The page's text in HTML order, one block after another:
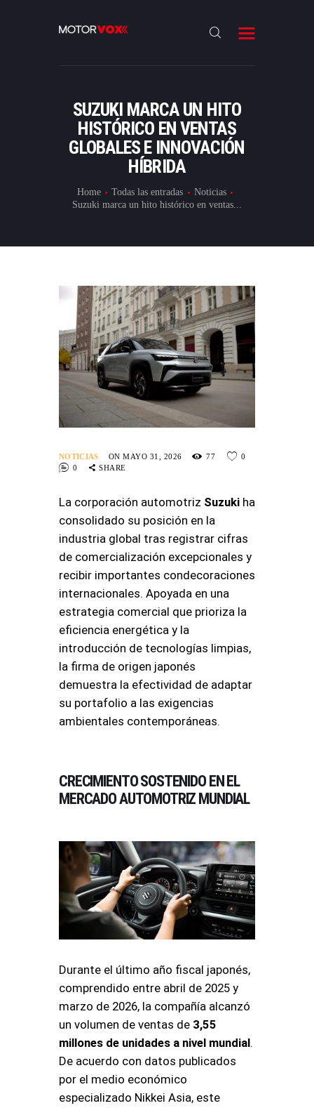
SUZUKI MARCA UN HITO
HISTÓRICO EN VENTAS
GLOBALES E INNOVACIÓN
HÍBRIDA
Home Todas las entradas
Noticias
Suzuki marca un hito histórico en ventas...
LANZAMIENTOS
ESPECIALES
NOTICIAS ON MAYO 31, 2026 77
0
0
SHARE
La corporación automotriz Suzuki ha
consolidado su posición en la
industria global tras registrar cifras
de comercialización excepcionales y
recibir importantes condecoraciones
internacionales. Apoyada en una
estrategia comercial que prioriza la
eficiencia energética y la
introducción de tecnologías limpias,
la firma de origen japonés
demuestra la efectividad de adaptar
su portafolio a las exigencias
ambientales contemporáneas.
CRECIMIENTO SOSTENIDO EN EL
MERCADO AUTOMOTRIZ MUNDIAL
Durante el último año fiscal japonés,
comprendido entre abril de 2025 y
marzo de 2026, la compañía alcanzó
un volumen de ventas de 3,55
millones de unidades a nivel mundial.
De acuerdo con datos publicados
por el medio económico
especializado Nikkei Asia, este